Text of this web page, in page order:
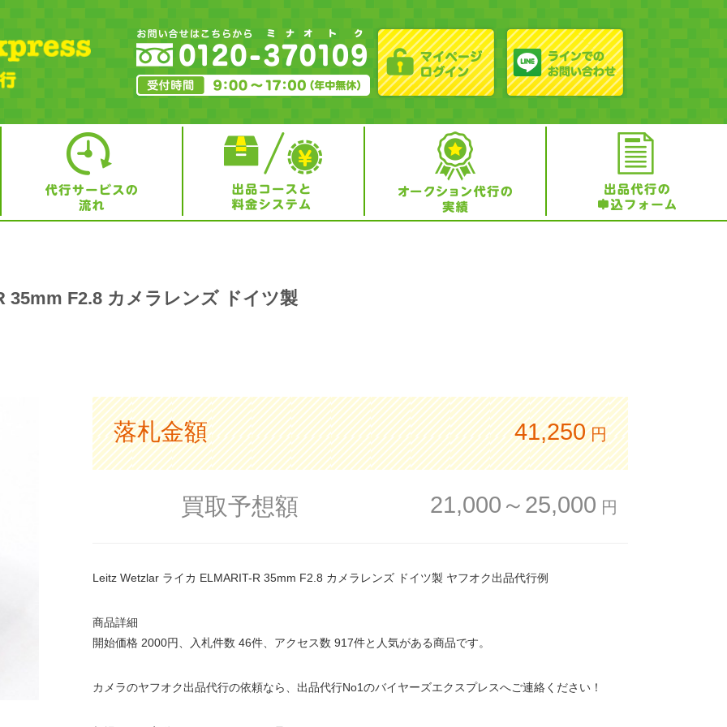
35mm F2.8 カメラレンズ ドイツ製
落札金額 41,250 円
買取予想額 21,000～25,000 円
Leitz Wetzlar ライカ ELMARIT-R 35mm F2.8 カメラレンズ ドイツ製 ヤフオク出品代行例
商品詳細
開始価格 2000円、入札件数 46件、アクセス数 917件と人気がある商品です。
カメラのヤフオク出品代行の依頼なら、出品代行No1のバイヤーズエクスプレスへご連絡ください！